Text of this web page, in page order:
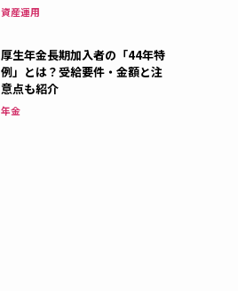
資産運用
厚生年金長期加入者の「44年特
例」とは？受給要件・金額と注
意点も紹介
年金